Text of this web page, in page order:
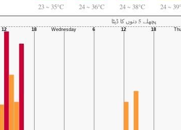
23 ~ 35°C 24 ~ 36°C 24 ~ 38°C 24 ~
پچھلے 5 دنوں کا ڈیٹا